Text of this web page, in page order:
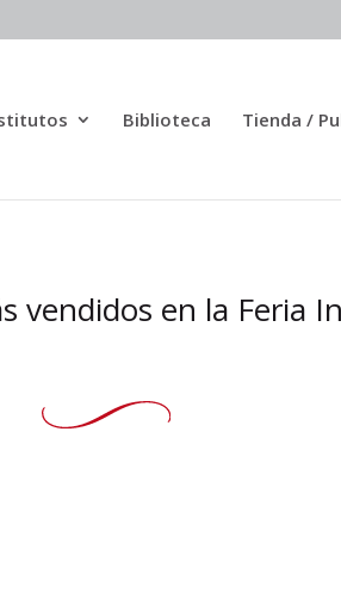
Biblioteca Tienda /
vendidos en la Feria